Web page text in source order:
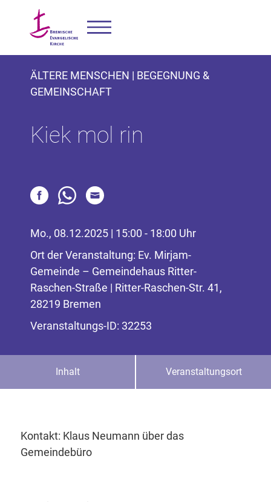
ÄLTERE MENSCHEN | BEGEGNUNG &
GEMEINSCHAFT
Kiek mol rin
Mo., 08.12.2025 | 15:00 - 18:00 Uhr
Ort der Veranstaltung: Ev. Mirjam-
Gemeinde – Gemeindehaus Ritter-
Raschen-Straße | Ritter-Raschen-Str. 41,
28219 Bremen
Veranstaltungs-ID: 32253
Inhalt Veranstaltungsort
Kontakt: Klaus Neumann über das
Gemeindebüro